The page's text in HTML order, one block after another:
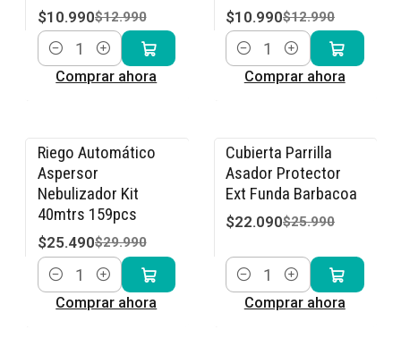
$10.990$12.990
Cantidad
Comprar ahora
$10.990$12.990
Cantidad
Comprar ahora
-15% OFF
Riego Automático
Aspersor
Nebulizador Kit
40mtrs 159pcs
$25.490$29.990
Cantidad
Comprar ahora
-15% OFF
Cubierta Parrilla
Asador Protector
Ext Funda Barbacoa
$22.090$25.990
Cantidad
Comprar ahora